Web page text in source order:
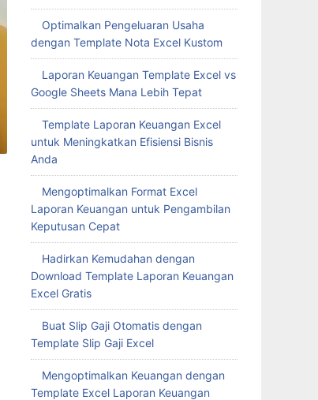
Optimalkan Pengeluaran Usaha
dengan Template Nota Excel Kustom
Laporan Keuangan Template Excel vs
Google Sheets Mana Lebih Tepat
Template Laporan Keuangan Excel
untuk Meningkatkan Efisiensi Bisnis
Anda
Mengoptimalkan Format Excel
Laporan Keuangan untuk Pengambilan
Keputusan Cepat
Hadirkan Kemudahan dengan
Download Template Laporan Keuangan
Excel Gratis
Buat Slip Gaji Otomatis dengan
Template Slip Gaji Excel
Mengoptimalkan Keuangan dengan
Template Excel Laporan Keuangan